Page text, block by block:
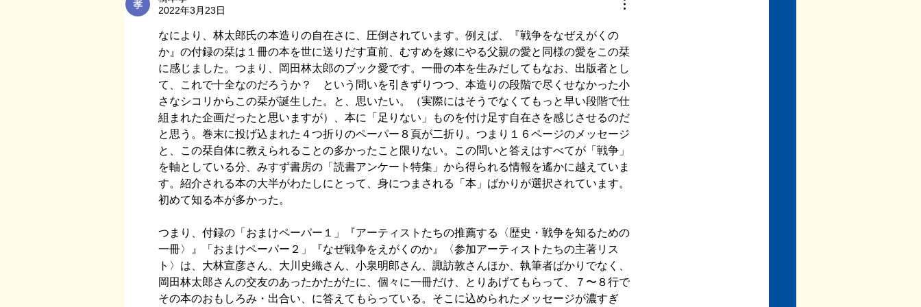
じでしょうか。 本当はもっと頻
繁に更新したかったけど、現実的
には2/3でも十分としなくて...
ます。大幅な書き換えが必要な部
2022年3月23日
なにより、林太郎氏の本造りの自在さに、圧倒されています。例えば、『戦争をなぜえがくの
か』の付録の栞は１冊の本を世に送りだす直前、むすめを嫁にやる父親の愛と同様の愛をこの栞
に感じました。つまり、岡田林太郎のブック愛です。一冊の本を生みだしてもなお、出版者とし
て、これで十全なのだろうか？　という問いを引きずりつつ、本造りの段階で尽くせなかった小
さなシコリからこの栞が誕生した。と、思いたい。（実際にはそうでなくてもっと早い段階で仕
組まれた企画だったと思いますが）、本に「足りない」ものを付け足す自在さを感じさせるのだ
と思う。巻末に投げ込まれた４つ折りのペーパー８頁が二折り。つまり１６ページのメッセージ
と、この栞自体に教えられることの多かったこと限りない。この問いと答えはすべてが「戦争」
を軸としている分、みすず書房の「読書アンケート特集」から得られる情報を遙かに越えていま
す。紹介される本の大半がわたしにとって、身につまされる「本」ばかりが選択されています。
初めて知る本が多かった。
つまり、付録の「おまけペーパー１」『アーティストたちの推薦する〈歴史・戦争を知るための
一冊〉』「おまけペーパー２」『なぜ戦争をえがくのか』〈参加アーティストたちの主著リス
ト〉は、大林宣彦さん、大川史織さん、小泉明郎さん、諏訪敦さんほか、執筆者ばかりでなく、
岡田林太郎さんの交友のあったかたがたに、個々に一冊だけ、とりあげてもらって、７〜８行で
その本のおもしろみ・出合い、に答えてもらっている。そこに込められたメッセージが濃すぎ